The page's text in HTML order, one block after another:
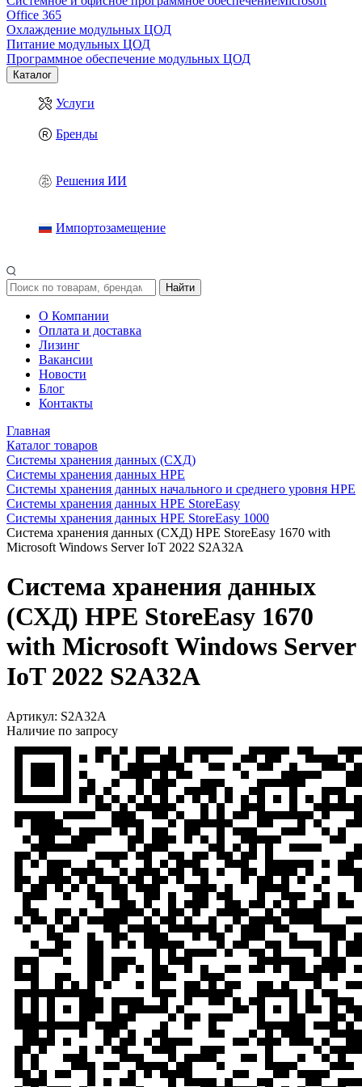
Office 365
Охлаждение модульных ЦОД
Питание модульных ЦОД
Программное обеспечение модульных ЦОД
Каталог
Услуги
Бренды
Решения ИИ
Импортозамещение
Найти
О Компании
Оплата и доставка
Лизинг
Вакансии
Новости
Блог
Контакты
Главная
Каталог товаров
Системы хранения данных (СХД)
Системы хранения данных HPE
Системы хранения данных начального и среднего уровня HPE
Системы хранения данных HPE StoreEasy
Системы хранения данных HPE StoreEasy 1000
Система хранения данных (СХД) HPE StoreEasy 1670 with
Microsoft Windows Server IoT 2022 S2A32A
Система хранения данных
(СХД) HPE StoreEasy 1670
with Microsoft Windows Server
IoT 2022 S2A32A
Артикул: S2A32A
Наличие по запросу